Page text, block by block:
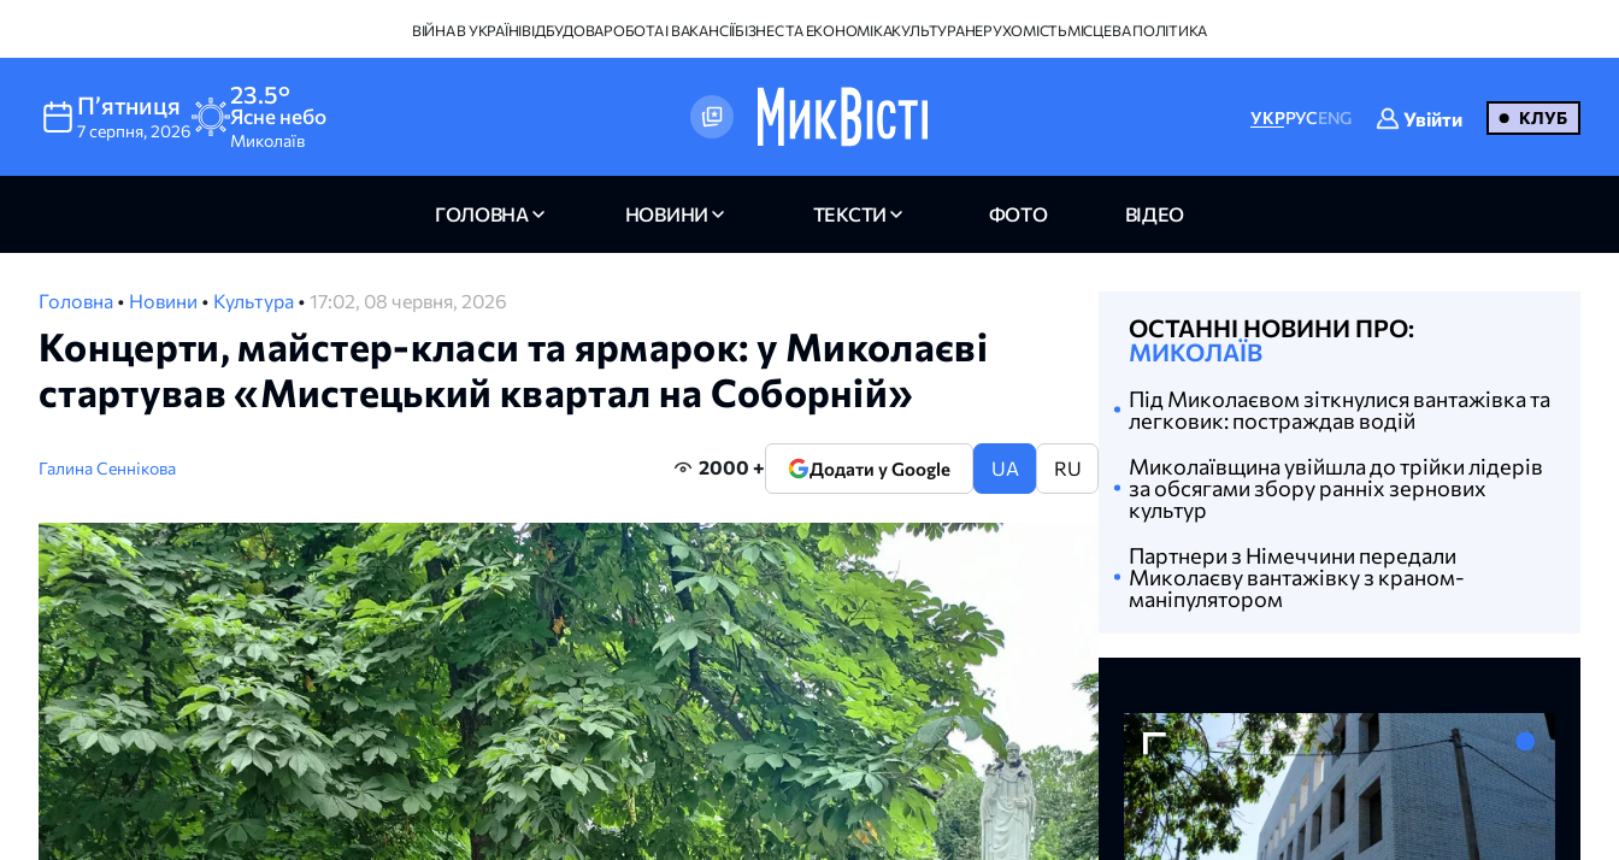
ВІЙНА В УКРАЇНІВІДБУДОВАРОБОТА І ВАКАНСІЇБІЗНЕС ТА ЕКОНОМІКАКУЛЬТУРАНЕРУХОМІСТЬМІСЦЕВА ПОЛІТИКА
Пʼятниця
7серпня,2026
23.5°
Ясне небо
Миколаїв
УКРРУСENG Увійти КЛУБ
ГОЛОВНА НОВИНИ ТЕКСТИ ФОТО ВІДЕО
Головна • Новини • Культура • 17:02, 08 червня, 2026
Концерти, майстер-класи та ярмарок: у Миколаєві
стартував «Мистецький квартал на Соборній»
Галина Сеннікова 2000 + Додати у Google UA RU
ОСТАННІ НОВИНИ ПРО:
МИКОЛАЇВ
Під Миколаєвом зіткнулися вантажівка та
легковик: постраждав водій
Миколаївщина увійшла до трійки лідерів
за обсягами збору ранніх зернових
культур
Партнери з Німеччини передали
Миколаєву вантажівку з краном-
маніпулятором